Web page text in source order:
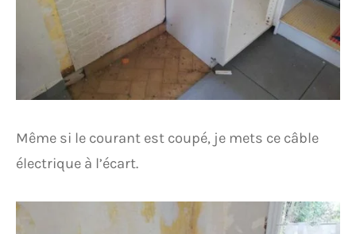
Même si le courant est coupé, je mets ce câble
électrique à l’écart.